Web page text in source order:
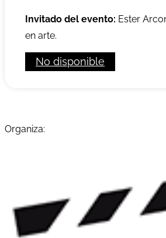
Invitado del evento: Ester
en arte.
No disponible
Organiza: